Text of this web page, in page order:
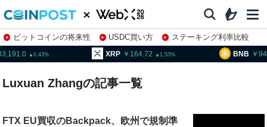
ビットコインの将来性 USDC買い方
ステーキング利率比較
株特集・関連銘柄
0.43 XRP 164.72 1.53 BNB
Luxuan Zhangの記事一覧
FTX EU買収のBackpack、欧州で規制準